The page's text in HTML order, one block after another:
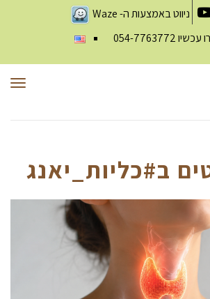
YouTube
ניווט באמצעות ה-Waze
עכשיו054-7763772
ב#כליות_יאנג